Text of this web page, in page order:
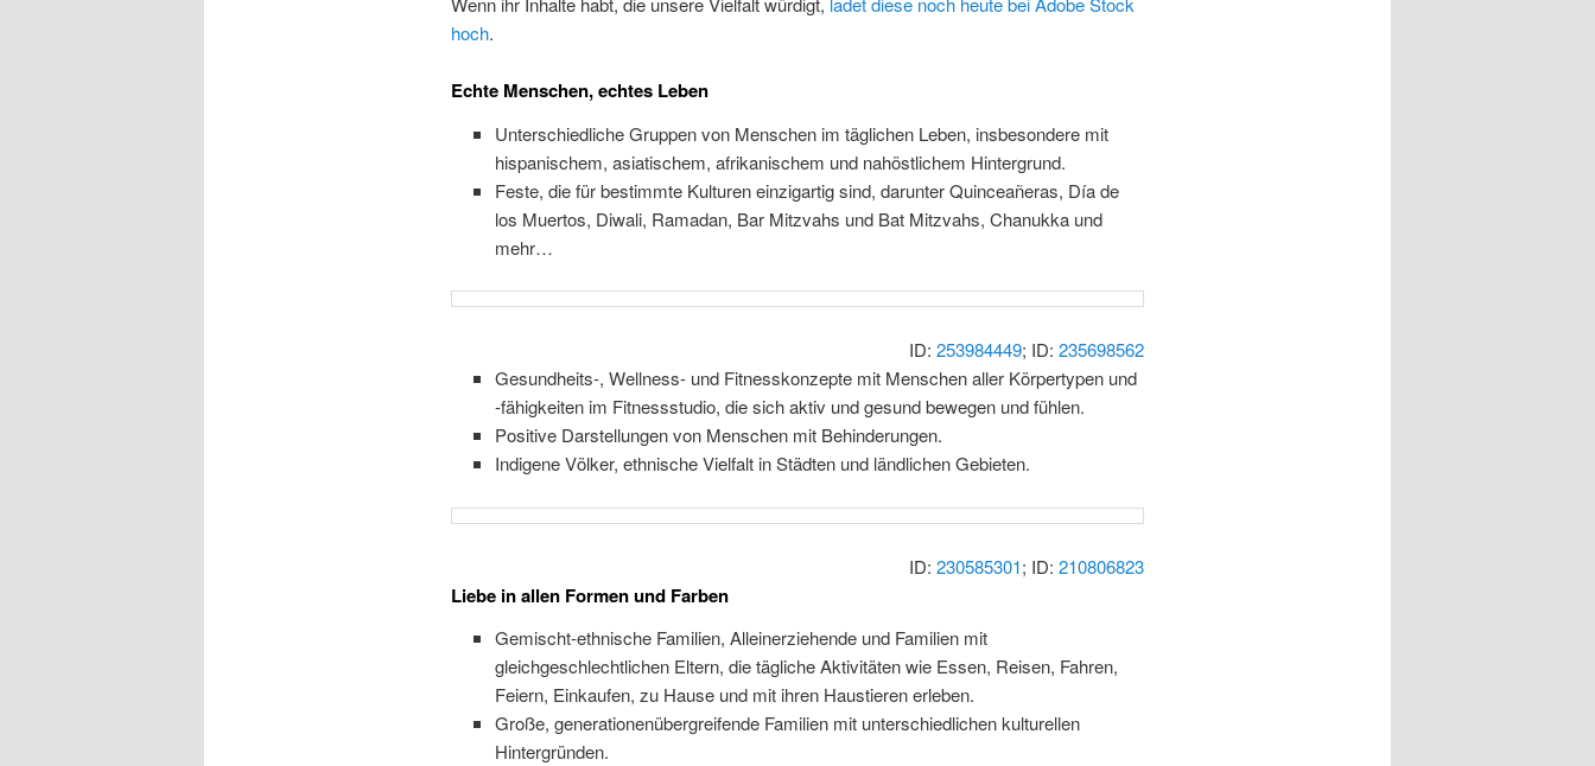
hoch.
Echte Menschen, echtes Leben
Unterschiedliche Gruppen von Menschen im täglichen Leben, insbesondere mit
hispanischem, asiatischem, afrikanischem und nahöstlichem Hintergrund.
Feste, die für bestimmte Kulturen einzigartig sind, darunter Quinceañeras, Día de
los Muertos, Diwali, Ramadan, Bar Mitzvahs und Bat Mitzvahs, Chanukka und
mehr…
ID:253984449; ID:235698562
Gesundheits-, Wellness- und Fitnesskonzepte mit Menschen aller Körpertypen und
-fähigkeiten im Fitnessstudio, die sich aktiv und gesund bewegen und fühlen.
Positive Darstellungen von Menschen mit Behinderungen.
Indigene Völker, ethnische Vielfalt in Städten und ländlichen Gebieten.
ID:230585301; ID:210806823
Liebe in allen Formen und Farben
Gemischt-ethnische Familien, Alleinerziehende und Familien mit
gleichgeschlechtlichen Eltern, die tägliche Aktivitäten wie Essen, Reisen, Fahren,
Feiern, Einkaufen, zu Hause und mit ihren Haustieren erleben.
Große, generationenübergreifende Familien mit unterschiedlichen kulturellen
Hintergründen.